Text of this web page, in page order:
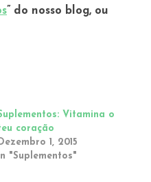
” do nosso blog, ou
Vitamina o
coração
Dezembro 1, 2015
In "Suplementos"